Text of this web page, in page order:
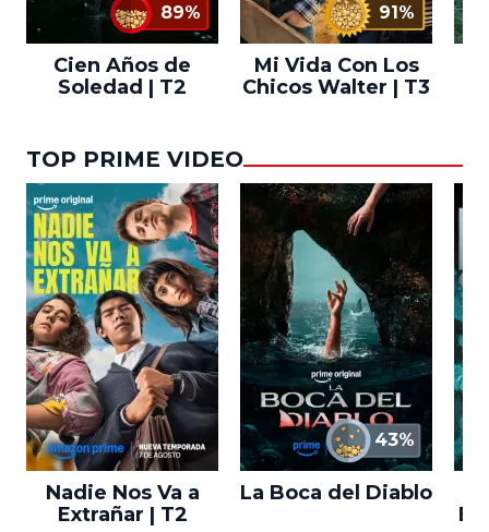
89%
Cien Años de
Soledad | T2
91%
Mi Vida Con Los
Chicos Walter | T3
TOP PRIME VIDEO
Nadie Nos Va a
Extrañar | T2
43%
La Boca del Diablo